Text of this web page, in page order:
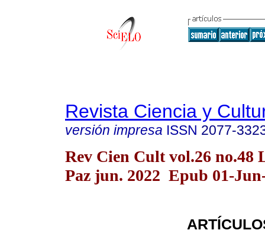
Revista Ciencia y
versión impresa ISSN 2077-
Rev Cien Cult vol.26 no.48
Paz jun. 2022 Epub 01-